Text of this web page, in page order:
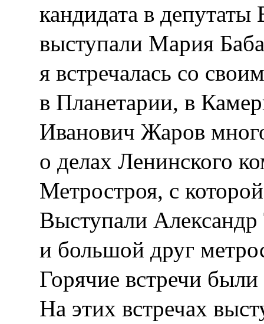
кандидата в
выступали Мария
я встречалась со
в Планетарии, в
Иванович Жаров
о делах Ленинского
Метростроя, с
Выступали
и большой друг
Горячие встречи
На этих встречах